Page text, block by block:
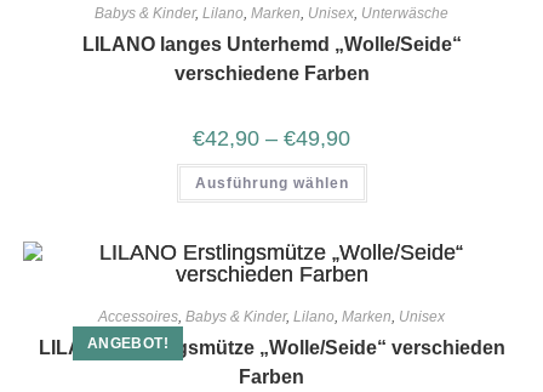
Babys & Kinder, Lilano, Marken, Unisex, Unterwäsche
LILANO langes Unterhemd „Wolle/Seide“
verschiedene Farben
€42,90 – €49,90
Ausführung wählen
ANGEBOT!
Accessoires, Babys & Kinder, Lilano, Marken, Unisex
LILANO Erstlingsmütze „Wolle/Seide“ verschieden
Farben